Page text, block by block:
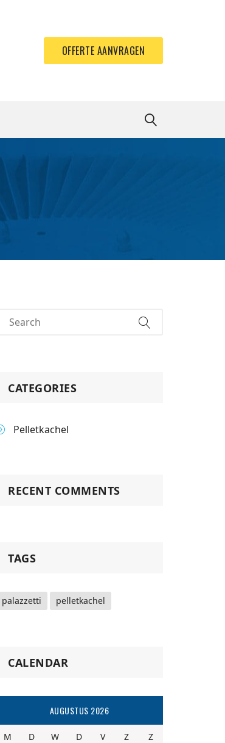
OFFERTE AANVRAGEN
CATEGORIES
Pelletkachel
RECENT COMMENTS
TAGS
palazzetti pelletkachel
CALENDAR
AUGUSTUS 2026
M D W D V Z Z